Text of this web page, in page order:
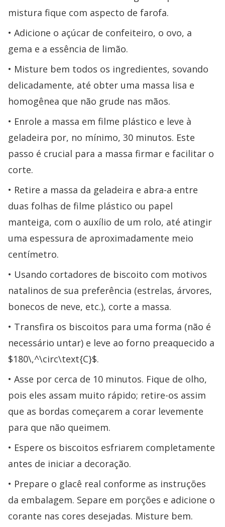
mistura fique com aspecto de farofa.
Adicione o açúcar de confeiteiro, o ovo, a
gema e a essência de limão.
Misture bem todos os ingredientes, sovando
delicadamente, até obter uma massa lisa e
homogênea que não grude nas mãos.
Enrole a massa em filme plástico e leve à
geladeira por, no mínimo, 30 minutos. Este
passo é crucial para a massa firmar e facilitar o
corte.
Retire a massa da geladeira e abra-a entre
duas folhas de filme plástico ou papel
manteiga, com o auxílio de um rolo, até atingir
uma espessura de aproximadamente meio
centímetro.
Usando cortadores de biscoito com motivos
natalinos de sua preferência (estrelas, árvores,
bonecos de neve, etc.), corte a massa.
Transfira os biscoitos para uma forma (não é
necessário untar) e leve ao forno preaquecido a
$180\,^\circ\text{C}$.
Asse por cerca de 10 minutos. Fique de olho,
pois eles assam muito rápido; retire-os assim
que as bordas começarem a corar levemente
para que não queimem.
Espere os biscoitos esfriarem completamente
antes de iniciar a decoração.
Prepare o glacê real conforme as instruções
da embalagem. Separe em porções e adicione o
corante nas cores desejadas. Misture bem.